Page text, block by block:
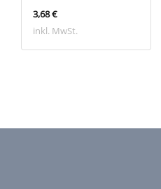
3,68 €
inkl. MwSt.